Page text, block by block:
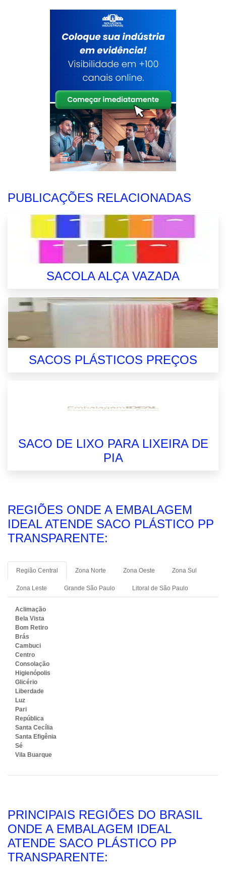
PUBLICAÇÕES RELACIONADAS
SACOLA ALÇA VAZADA
SACOS PLÁSTICOS PREÇOS
SACO DE LIXO PARA LIXEIRA DE
PIA
REGIÕES ONDE A EMBALAGEM
IDEAL ATENDE SACO PLÁSTICO PP
TRANSPARENTE:
Região Central Zona Norte Zona Oeste Zona Sul
Zona Leste Grande São Paulo Litoral de São Paulo
Aclimação
Bela Vista
Bom Retiro
Brás
Cambuci
Centro
Consolação
Higienópolis
Glicério
Liberdade
Luz
Pari
República
Santa Cecília
Santa Efigênia
Sé
Vila Buarque
PRINCIPAIS REGIÕES DO BRASIL
ONDE A EMBALAGEM IDEAL
ATENDE SACO PLÁSTICO PP
TRANSPARENTE: